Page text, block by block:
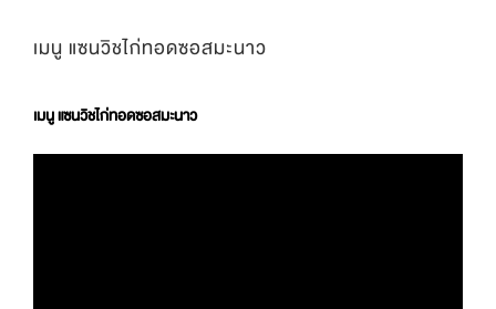
เมนู แซนวิชไก่ทอดซอสมะนาว
เมนู แซนวิชไก่ทอดซอสมะนาว